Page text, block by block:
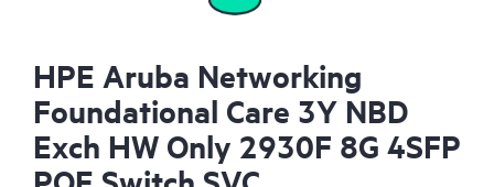
HPE Aruba Networking
Foundational Care 3Y NBD
Exch HW Only 2930F 8G 4SFP